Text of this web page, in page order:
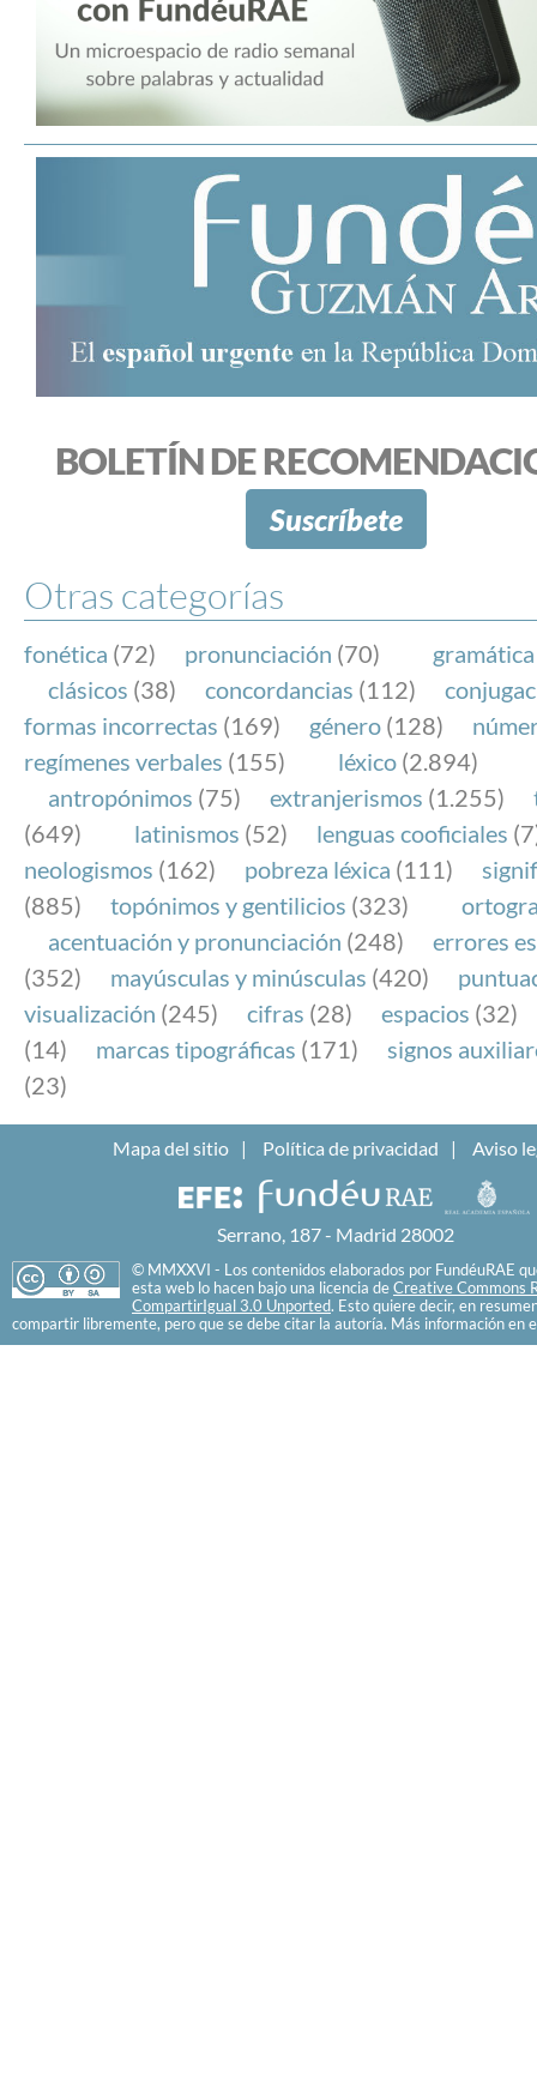
BOLETÍN DE
Suscríbete
Otras categorías
fonética (72) pronunciación (70) gramática
clásicos (38) concordancias (112)
formas incorrectas (169) género (128)
regímenes verbales (155) léxico (2.894)
antropónimos (75) extranjerismos (1.255)
(649)
latinismos (52) lenguas cooficiales
neologismos (162) pobreza léxica (111)
(885)
topónimos y gentilicios (323)
acentuación y pronunciación (248)
errores
(352)
mayúsculas y minúsculas (420)
visualización (245) cifras (28) espacios (32)
(14)
marcas tipográficas (171)
signos
(23)
Mapa del sitio Política de privacidad Aviso
Serrano, 187 - Madrid 28002
© MMXXVI - Los contenidos elaborados por FundéuRAE
esta web lo hacen bajo una licencia de Creative Commons
CompartirIgual 3.0 Unported. Esto quiere decir, en
compartir libremente, pero que se debe citar la autoría. Más información en